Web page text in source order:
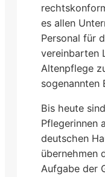
es allen
Personal für
vereinbarten
Altenpflege
sogenannten
Bis heute
Pflegerinnen
deutschen
übernehmen
Aufgabe der